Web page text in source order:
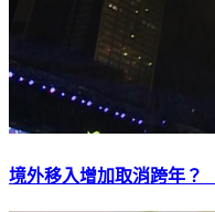
境外移入增加取消跨年